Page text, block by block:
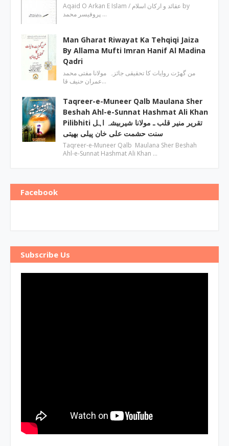
Aqaid O Arkan E Islam / عقائد و ارکان اسلام by
پروفیسر محمد …
Man Gharat Riwayat Ka Tehqiqi Jaiza
By Allama Mufti Imran Hanif Al Madina
Qadri
من گھڑت روایات کا تحقیقی جائزہ مولانا مفتی محمد
عمران حنیف قا…
Taqreer-e-Muneer Qalb Maulana Sher
Beshah Ahl-e-Sunnat Hashmat Ali Khan
Pilibhiti تقریر منیر قلب ـ مولانا شیربیشہ اہل
سنت حشمت علی خان پیلی بھیتی
Taqreer-e-Muneer Qalb Maulana Sher Beshah
Ahl-e-Sunnat Hashmat Ali Khan …
Facebook
Subscribe Us